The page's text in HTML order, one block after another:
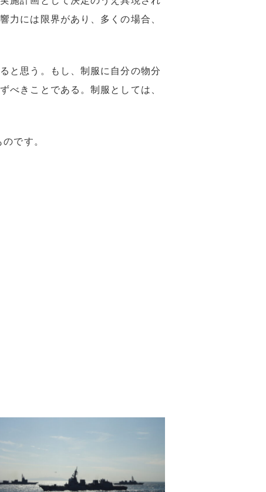
力には限界があり、多くの場合、
と思う。もし、制服に自分の物分
べきことである。制服としては、
です。